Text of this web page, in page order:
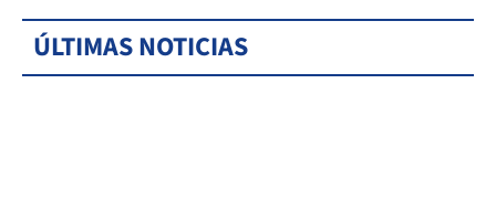
ÚLTIMAS NOTICIAS